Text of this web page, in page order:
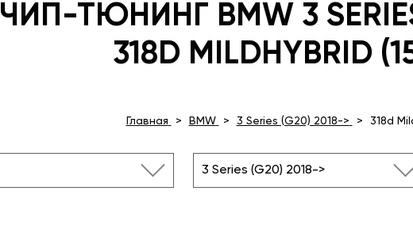
ЧИП-ТЮНИНГ BMW 3
318D MILDHYBRID
Главная BMW 3 Series (G20) 2018-> 318d
3 Series (G20) 2018->